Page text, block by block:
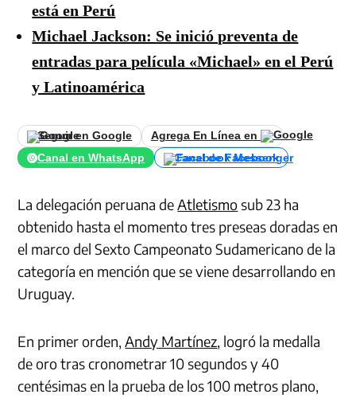
está en Perú
Michael Jackson: Se inició preventa de
entradas para película «Michael» en el Perú
y Latinoamérica
Seguir en Google
Agrega En Línea en
Canal en WhatsApp
Canal de Facebook
La delegación peruana deAtletismosub 23 ha
obtenido hasta el momento tres preseas doradas en
el marco del Sexto Campeonato Sudamericano de la
categoría en mención que se viene desarrollando en
Uruguay.
En primer orden,Andy Martínez, logró la medalla
de oro tras cronometrar 10 segundos y 40
centésimas en la prueba de los 100 metros plano,